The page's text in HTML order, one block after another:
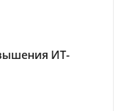
ИТ-